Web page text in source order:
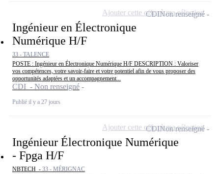
Ingénieur en Électronique
Numérique H/F
33 - TALENCE
POSTE : Ingénieur en Électronique Numérique H/F DESCRIPTION : Valoriser
vos compétences, votre savoir-faire et votre potentiel afin de vous proposer des
opportunités adaptées et un accompagnement...
CDI - Non renseigné
Publié il y a 27 jours
CDINon renseigné
Ajouter cette offre à ma sélection
Ingénieur Électronique Numérique
- Fpga H/F
NBTECH - 33 - MÉRIGNAC
CDINon renseigné
Ajouter cette offre à ma sélection